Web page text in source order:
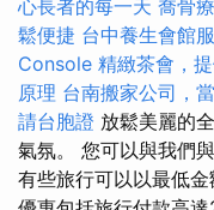
心長者的每一天 喬骨
鬆便捷 台中養生會館
Console 精緻茶會，
原理 台南搬家公司，
請台胞證 放鬆美麗的
氣氛。 您可以與我們
有些旅行可以以最低